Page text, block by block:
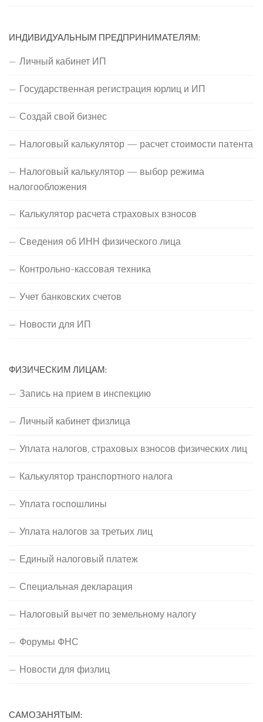
ИНДИВИДУАЛЬНЫМ ПРЕДПРИНИМАТЕЛЯМ:
Личный кабинет ИП
Государственная регистрация юрлиц и ИП
Создай свой бизнес
Налоговый калькулятор — расчет стоимости патента
Налоговый калькулятор — выбор режима
налогообложения
Калькулятор расчета страховых взносов
Сведения об ИНН физического лица
Контрольно-кассовая техника
Учет банковских счетов
Новости для ИП
ФИЗИЧЕСКИМ ЛИЦАМ:
Запись на прием в инспекцию
Личный кабинет физлица
Уплата налогов, страховых взносов физических лиц
Калькулятор транспортного налога
Уплата госпошлины
Уплата налогов за третьих лиц
Единый налоговый платеж
Специальная декларация
Налоговый вычет по земельному налогу
Форумы ФНС
Новости для физлиц
САМОЗАНЯТЫМ: